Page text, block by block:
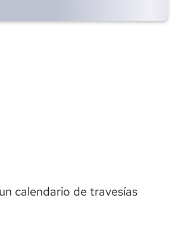
calendario de travesías